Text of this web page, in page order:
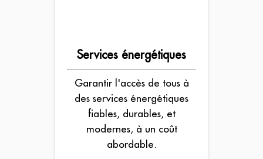
Services énergétiques
Garantir l'accès de tous à
des services énergétiques
fiables, durables, et
modernes, à un coût
abordable.